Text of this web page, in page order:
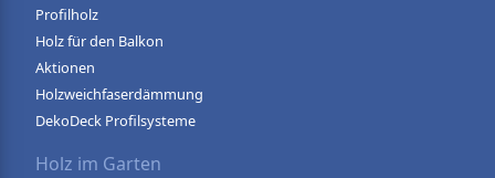
Profilholz
Holz für den Balkon
Aktionen
Holzweichfaserdämmung
DekoDeck Profilsysteme
Holz im Garten